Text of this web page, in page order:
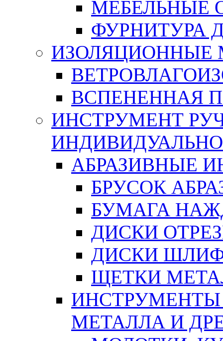
МЕБЕЛЬНЫЕ
ФУРНИТУРА
ИЗОЛЯЦИОННЫЕ
ВСПЕНЕННАЯ
ИНСТРУМЕНТ
АБРАЗИВНЫЕ
БРУСОК
БУМАГА
ДИСКИ
ДИСКИ
ЩЕТКИ
ИНСТРУМЕНТЫ
МЕТАЛЛА И